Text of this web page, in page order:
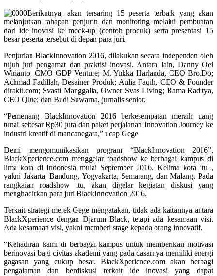
Berikutnya, akan tersaring 15 peserta terbaik yang akan
melanjutkan tahapan penjurin dan monitoring melalui pembuatan
dari ide inovasi ke mock-up (contoh produk) serta presentasi 15
besar peserta tersebut di depan para juri.
Penjurian BlackInnovation 2016, dilakukan secara independen oleh
tujuh juri pengamat dan praktisi inovasi. Antara lain, Danny Oei
Wirianto, CMO GDP Venture; M. Yukka Harlanda, CEO Bro.Do;
Achmad Fadillah, Desainer Produk; Aulia Faqih, CEO & Founder
dirakit.com; Svasti Manggalia, Owner Svas Living; Rama Raditya,
CEO Qlue; dan Budi Suwarna, jurnalis senior.
“Pemenang BlackInnovation 2016 berkesempatan meraih uang
tunai sebesar Rp30 juta dan paket perjalanan Innovation Journey ke
industri kreatif di mancanegara,” ucap Gege.
Demi mengomunikasikan program “BlackInnovation 2016”,
BlackXperience.com menggelar roadshow ke berbagai kampus di
lima kota di Indonesia mulai September 2016. Kelima kota itu ,
yakni Jakarta, Bandung, Yogyakarta, Semarang, dan Malang. Pada
rangkaian roadshow itu, akan digelar kegiatan diskusi yang
menghadirkan para juri BlackInnovation 2016.
Terkait strategi merek Gege mengatakan, tidak ada kaitannya antara
BlackXperience dengan Djarum Black, tetapi ada kesamaan visi.
Ada kesamaan visi, yakni memberi stage kepada orang innovatif.
“Kehadiran kami di berbagai kampus untuk memberikan motivasi
berinovasi bagi civitas akademi yang pada dasarnya memiliki energi
gagasan yang cukup besar. BlackXperience.com akan berbagi
pengalaman dan berdiskusi terkait ide inovasi yang dapat